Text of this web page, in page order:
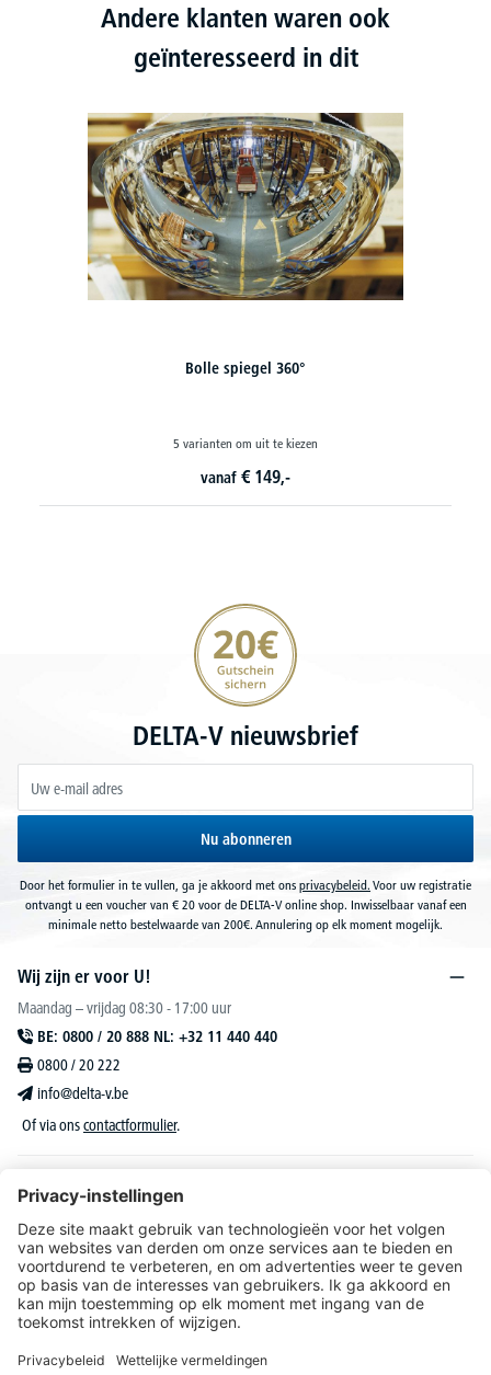
Andere klanten waren ook
geïnteresseerd in dit
Bolle spiegel 360°
5 varianten om uit te kiezen
vanaf € 149,-
20€ korting verzekeren
DELTA-V nieuwsbrief
Nu abonneren
Door het formulier in te vullen, ga je akkoord met ons privacybeleid. Voor uw registratie
ontvangt u een voucher van € 20 voor de DELTA-V online shop. Inwisselbaar vanaf een
minimale netto bestelwaarde van 200€. Annulering op elk moment mogelijk.
Wij zijn er voor U!
Maandag – vrijdag 08:30 - 17:00 uur
BE: 0800 / 20 888 NL: +32 11 440 440
0800 / 20 222
info@delta-v.be
Of via onscontactformulier.
DELTA-V Lucas
Klantenservice
Over DELTA-V